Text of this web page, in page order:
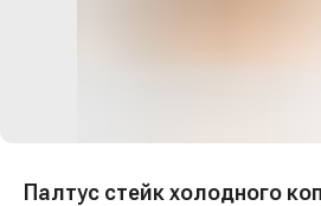
Палтус стейк холодного